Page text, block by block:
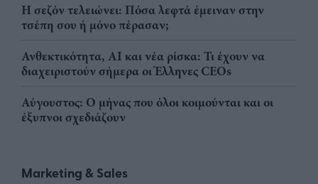
Η σεζόν τελειώνει: Πόσα λεφτά έμειναν στην
τσέπη σου ή μόνο πέρασαν;
Ανθεκτικότητα, AI και νέα ρίσκα: Τι έχουν να
διαχειριστούν σήμερα οι Έλληνες CEOs
Αύγουστος: Ο μήνας που όλοι κοιμούνται και οι
έξυπνοι σχεδιάζουν
Marketing & Sales